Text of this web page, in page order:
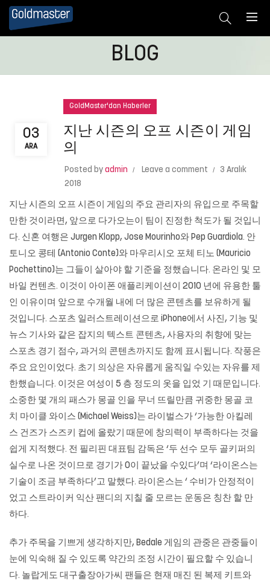
BLOG
03
ARA
GoldMaster'dan Haberler
지난 시즌의 오프 시즌이 게임
의
Posted by admin Leave a comment
3 Aralık
2018
지난 시즌의 오프 시즌이 게임의 주요 관리자의 유입으로 주목할
만한 것이라면, 앞으로 다가오는이 팀이 진정한 척도가 될 것입니
다. 신혼 여행은 Jurgen Klopp, Jose Mourinho와 Pep Guardiola. 안
토니오 콩테 (Antonio Conte)와 마우리시오 포체 티노 (Mauricio
Pochettino)는 그들이 살아야 할 기준을 정했습니다. 온라인 및 모
바일 컨텐츠. 이것이 아이폰 애플리케이션이 2010 년에 유용한 툴
인 이유이며 앞으로 수개월 내에 더 많은 콘텐츠를 보유하게 될
것입니다. 스포츠 일러스트레이션으로 iPhone에서 사진, 기능 및
뉴스 기사와 같은 잡지의 텍스트 콘텐츠, 사용자의 취향에 맞는
스포츠 경기 점수, 과거의 콘텐츠까지도 함께 표시됩니다. 작풍은
주요 요인이었다. 초기 의상은 자유롭게 움직일 수있는 자유를 제
한했습니다. 이것은 여성이 5 층 정도의 옷을 입었 기 때문입니다.
소중한 몇 개의 패스가 몽골 인을 무너 뜨릴만큼 귀중한 몽골 코
치 마이클 와이스 (Michael Weiss)는 라이벌스가 ‘가능한 아킬레
스 건즈가 스즈키 컵에 올랐기 때문에 창의력이 부족하다는 것을
쉽게 지적했다. 전 필리핀 대표팀 감독은 ‘두 선수 모두 골키퍼의
실수로 나온 것이므로 경기가 0이 끝났을 수있다’며 ‘라이온스는
기술이 조금 부족하다’고 말했다. 라이온스는 ‘ 수비가 안정적이
었고 스트라이커 익산 팬디의 지칠 줄 모르는 운동은 칭찬 할 만
하다.
추가 주목을 기쁘게 생각하지만, Bedale 게임의 관중은 관중들이
눈에 익숙해 질 수 있도록 약간의 조정 시간이 필요할 수 있습니
다. 놀랍게도 대구출장아가씨 팬들은 현재 매진 된 복제 키트와